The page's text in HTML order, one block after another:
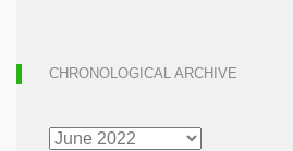
CHRONOLOGICAL ARCHIVE
CHRONOLOGICAL
ARCHIVE